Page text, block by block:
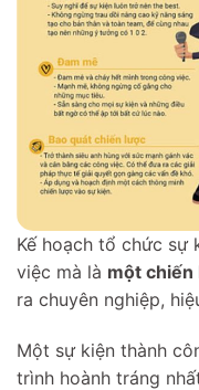
Kế hoạch tổ chức sự
việc mà là một
ra chuyên nghiệp,
Một sự kiện thành
trình hoành tráng